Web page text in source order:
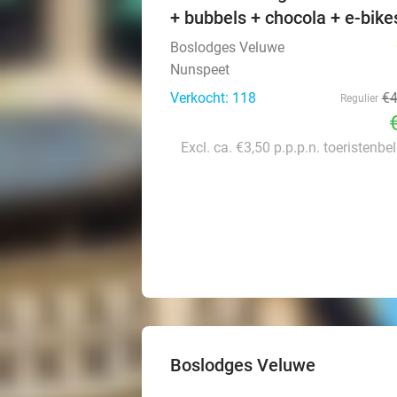
+ bubbels + chocola + e-
Boslodges Veluwe
Nunspeet
Verkocht: 118
Regulier
Excl. ca. €3,50 p.p.p.n.
Boslodges Veluwe